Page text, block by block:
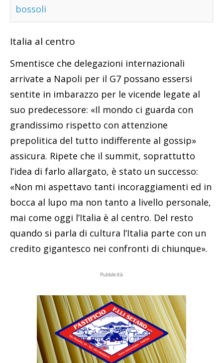
bossoli
Italia al centro
Smentisce che delegazioni internazionali
arrivate a Napoli per il G7 possano essersi
sentite in imbarazzo per le vicende legate al
suo predecessore: «Il mondo ci guarda con
grandissimo rispetto con attenzione
prepolitica del tutto indifferente al gossip»
assicura. Ripete che il summit, soprattutto
l’idea di farlo allargato, è stato un successo:
«Non mi aspettavo tanti incoraggiamenti ed in
bocca al lupo ma non tanto a livello personale,
mai come oggi l’Italia è al centro. Del resto
quando si parla di cultura l’Italia parte con un
credito gigantesco nei confronti di chiunque».
Pubblicità